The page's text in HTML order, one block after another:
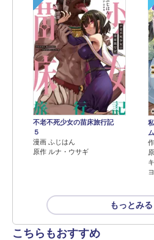
不老不死少女の苗床旅行記
５
漫画 ふじはん
原作 ルナ・ウサギ
もっとみる
こちらもおすすめ